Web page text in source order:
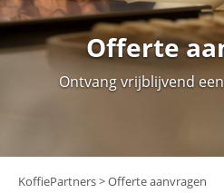
Offerte
Ontvang vrijblijvend
KoffiePartners>Offerte aanvragen